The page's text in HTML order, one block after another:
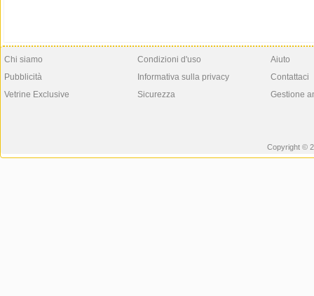
Chi siamo
Pubblicità
Vetrine Exclusive
Condizioni d'uso
Informativa sulla privacy
Sicurezza
Aiuto
Contattaci
Gestione
Copyright ©